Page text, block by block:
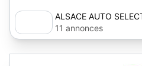
ALSACE AUTO
11 annonces